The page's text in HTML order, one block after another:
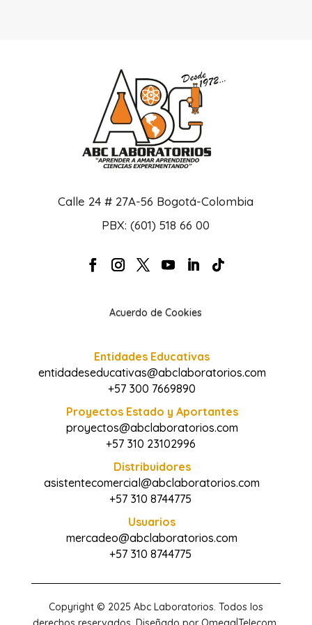
Calle 24 # 27A-56 Bogotá-Colombia
PBX: (601) 518 66 00
Acuerdo de Cookies
Entidades Educativas
entidadeseducativas@abclaboratorios.com
+57 300 7669890
Proyectos Estado y Aportantes
proyectos@abclaboratorios.com
+57 310 23102996
Distribuidores
asistentecomercial@abclaboratorios.com
+57 310 8744775
Usuarios
mercadeo@abclaboratorios.com
+57 310 8744775
Copyright © 2025 Abc Laboratorios. Todos los